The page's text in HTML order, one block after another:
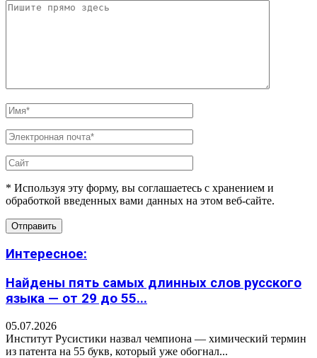
* Используя эту форму, вы соглашаетесь с хранением и
обработкой введенных вами данных на этом веб-сайте.
Интересное:
Найдены пять самых длинных слов русского
языка — от 29 до 55...
05.07.2026
Институт Русистики назвал чемпиона — химический термин
из патента на 55 букв, который уже обогнал...